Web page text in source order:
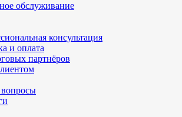
обслуживание
консультация
и оплата
партнёров